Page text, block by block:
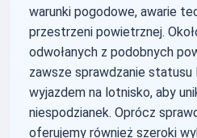
warunki pogodowe, awarie
przestrzeni powietrznej.
odwołanych z podobnych
zawsze sprawdzanie
wyjazdem na lotnisko, aby
niespodzianek. Oprócz
oferujemy również szeroki